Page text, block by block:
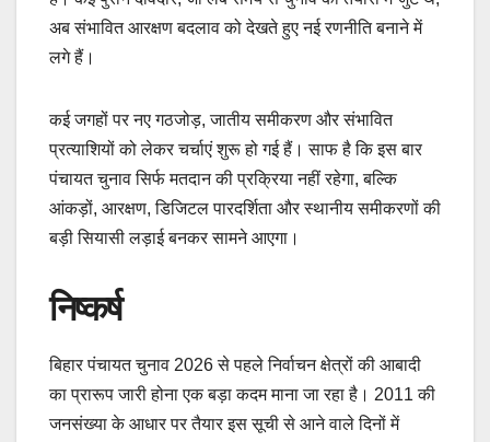
अब संभावित आरक्षण बदलाव को देखते हुए नई रणनीति बनाने में
लगे हैं।
कई जगहों पर नए गठजोड़, जातीय समीकरण और संभावित
प्रत्याशियों को लेकर चर्चाएं शुरू हो गई हैं। साफ है कि इस बार
पंचायत चुनाव सिर्फ मतदान की प्रक्रिया नहीं रहेगा, बल्कि
आंकड़ों, आरक्षण, डिजिटल पारदर्शिता और स्थानीय समीकरणों की
बड़ी सियासी लड़ाई बनकर सामने आएगा।
निष्कर्ष
बिहार पंचायत चुनाव 2026 से पहले निर्वाचन क्षेत्रों की आबादी
का प्रारूप जारी होना एक बड़ा कदम माना जा रहा है। 2011 की
जनसंख्या के आधार पर तैयार इस सूची से आने वाले दिनों में